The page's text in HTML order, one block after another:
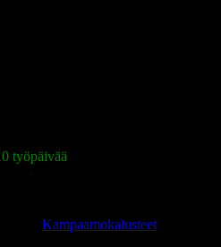
työpäivää
Kampaamokalusteet